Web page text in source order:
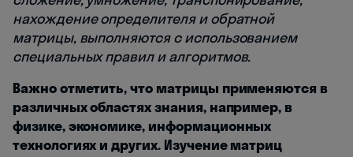
нахождение определителя и обратной
матрицы, выполняются с использованием
специальных правил и алгоритмов.
Важно отметить, что матрицы применяются в
различных областях знания, например, в
физике, экономике, информационных
технологиях и других. Изучение матриц